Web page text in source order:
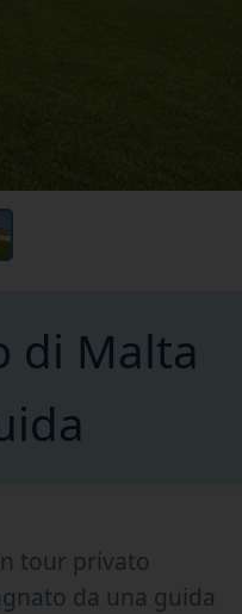
di Malta
tour privato
da una guida